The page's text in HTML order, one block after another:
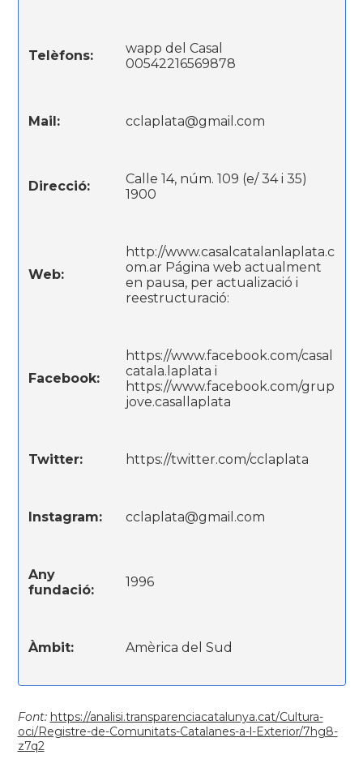
Telèfons:
wapp del Casal
00542216569878
Mail: cclaplata@gmail.com
Direcció:
Calle 14, núm. 109 (e/ 34 i 35)
1900
Web:
http://www.casalcatalanlaplata.c
om.ar Página web actualment
en pausa, per actualizació i
reestructuració:
Facebook:
https://www.facebook.com/casal
catala.laplata i
https://www.facebook.com/grup
jove.casallaplata
Twitter: https://twitter.com/cclaplata
Instagram: cclaplata@gmail.com
Any
fundació:
1996
Àmbit: Amèrica del Sud
Font: https://analisi.transparenciacatalunya.cat/Cultura-
oci/Registre-de-Comunitats-Catalanes-a-l-Exterior/7hg8-
z7q2